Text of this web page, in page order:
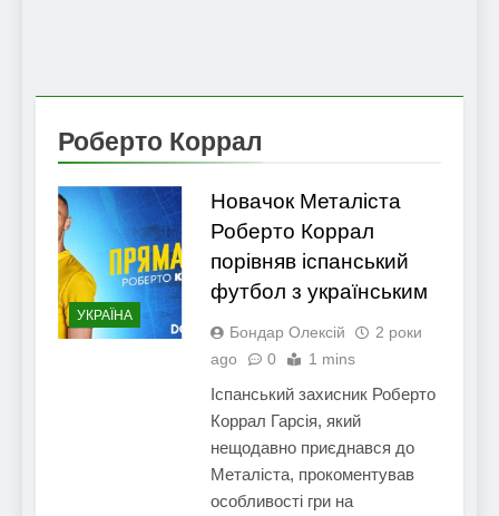
Роберто Коррал
УКРАЇНА
Новачок Металіста
Роберто Коррал
порівняв іспанський
футбол з українським
Бондар Олексій
2 роки
ago
0 1 mins
Іспанський захисник Роберто
Коррал Гарсія, який
нещодавно приєднався до
Металіста, прокоментував
особливості гри на